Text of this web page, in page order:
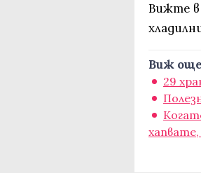
Вижте в
Виж
29